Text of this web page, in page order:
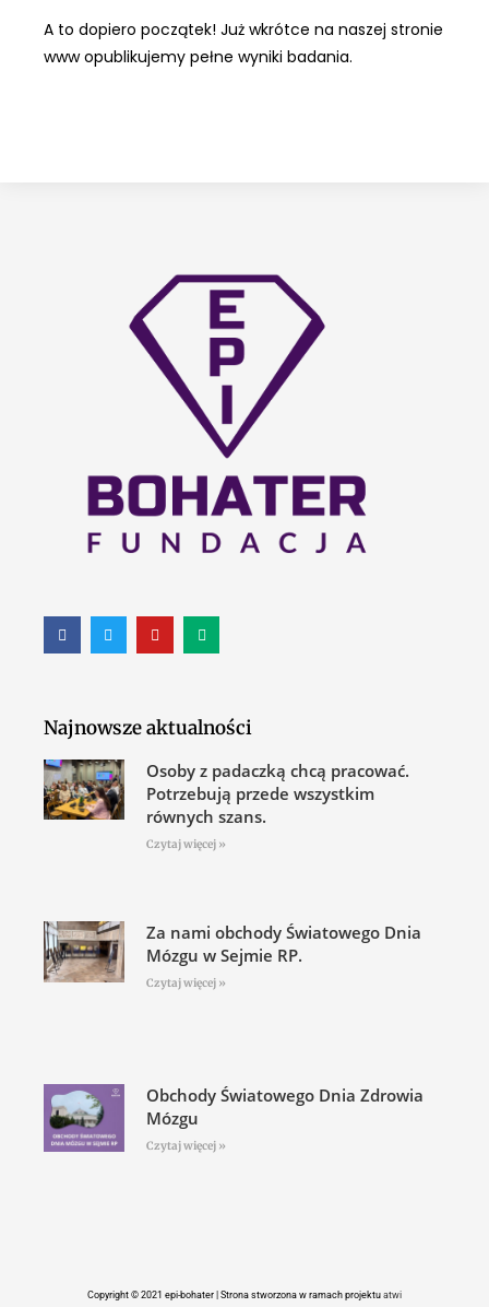
A to dopiero początek! Już wkrótce na naszej stronie
www opublikujemy pełne wyniki badania.
Najnowsze aktualności
Osoby z padaczką chcą pracować.
Potrzebują przede wszystkim
równych szans.
Czytaj więcej »
Za nami obchody Światowego Dnia
Mózgu w Sejmie RP.
Czytaj więcej »
Obchody Światowego Dnia Zdrowia
Mózgu
Czytaj więcej »
Copyright © 2021 epi-bohater | Strona stworzona w ramach projektu atwi